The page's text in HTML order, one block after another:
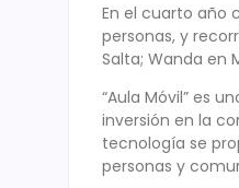
En el cuarto año
personas, y
Salta; Wanda en
“Aula Móvil” es
inversión en la
tecnología se
personas y